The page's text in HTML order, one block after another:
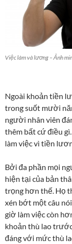
Việc làm và lương – Ảnh
Ngoài khoản tiền
trong suốt mười
người nhân viên
thêm bất cứ điều
làm việc vì tiền
Bởi đa phần mọi
hiện tại của bản
trọng hơn thế. Họ
xén bớt một câu
giờ làm việc còn
khoản thù lao
đáng với mức thù